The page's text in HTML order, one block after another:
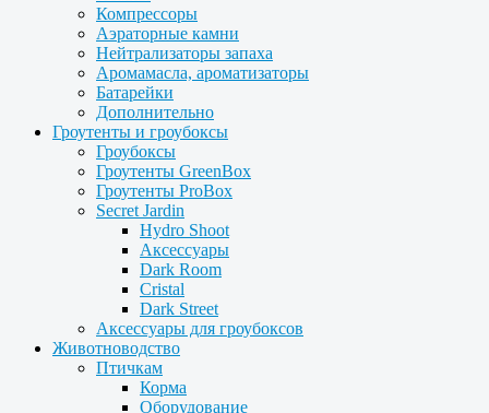
Компрессоры
Аэраторные камни
Нейтрализаторы запаха
Аромамасла, ароматизаторы
Батарейки
Дополнительно
Гроутенты и гроубоксы
Гроубоксы
Гроутенты GreenBox
Гроутенты ProBox
Secret Jardin
Hydro Shoot
Аксессуары
Dark Room
Cristal
Dark Street
Аксессуары для гроубоксов
Животноводство
Птичкам
Корма
Оборудование